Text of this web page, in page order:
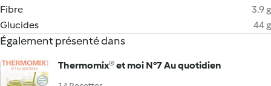
Fibre
3.9 g
Glucides
44 g
Également présenté dans
Thermomix® et moi N°7 Au quotidien